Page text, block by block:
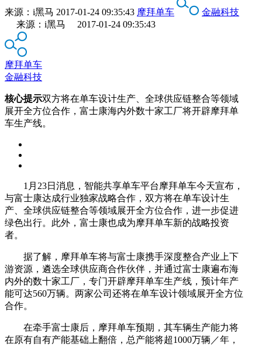
来源： i黑马 2017-01-24 09:35:43 摩拜单车
金融科技
来源：i黑马 2017-01-24 09:35:43
摩拜单车
金融科技
核心提示双方将在单车设计生产、全球供应链整合等领域
展开全方位合作，富士康海内外数十家工厂将开辟摩拜单
车生产线。
1月23日消息，智能共享单车平台摩拜单车今天宣布，
与富士康达成行业独家战略合作，双方将在单车设计生
产、全球供应链整合等领域展开全方位合作，进一步促进
绿色出行。此外，富士康也成为摩拜单车新的战略投资
者。
据了解，摩拜单车将与富士康携手深度整合产业上下
游资源，遴选全球供应商合作伙伴，并通过富士康遍布海
内外的数十家工厂，专门开辟摩拜单车生产线，预计年产
能可达560万辆。两家公司还将在单车设计领域展开全方位
合作。
在牵手富士康后，摩拜单车预期，其车辆生产能力将
在原有自有产能基础上翻倍，总产能将超1000万辆／年，